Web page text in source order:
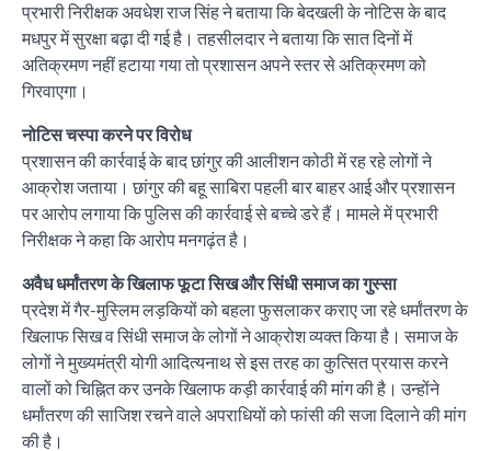
प्रभारी निरीक्षक अवधेश राज सिंह ने बताया कि बेदखली के नोटिस के बाद
मधपुर में सुरक्षा बढ़ा दी गई है। तहसीलदार ने बताया कि सात दिनों में
अतिक्रमण नहीं हटाया गया तो प्रशासन अपने स्तर से अतिक्रमण को
गिरवाएगा।
नोटिस चस्पा करने पर विरोध
प्रशासन की कार्रवाई के बाद छांगुर की आलीशन कोठी में रह रहे लोगों ने
आक्रोश जताया। छांगुर की बहू साबिरा पहली बार बाहर आई और प्रशासन
पर आरोप लगाया कि पुलिस की कार्रवाई से बच्चे डरे हैं। मामले में प्रभारी
निरीक्षक ने कहा कि आरोप मनगढ़ंत है।
अवैध धर्मांतरण के खिलाफ फूटा सिख और सिंधी समाज का गुस्सा
प्रदेश में गैर-मुस्लिम लड़कियों को बहला फुसलाकर कराए जा रहे धर्मांतरण के
खिलाफ सिख व सिंधी समाज के लोगों ने आक्रोश व्यक्त किया है। समाज के
लोगों ने मुख्यमंत्री योगी आदित्यनाथ से इस तरह का कुत्सित प्रयास करने
वालों को चिह्नित कर उनके खिलाफ कड़ी कार्रवाई की मांग की है। उन्होंने
धर्मांतरण की साजिश रचने वाले अपराधियों को फांसी की सजा दिलाने की मांग
की है।